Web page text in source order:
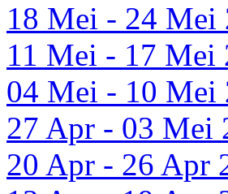
18 Mei - 24 Mei
11 Mei - 17 Mei
04 Mei - 10 Mei
27 Apr - 03 Mei
20 Apr - 26 Apr